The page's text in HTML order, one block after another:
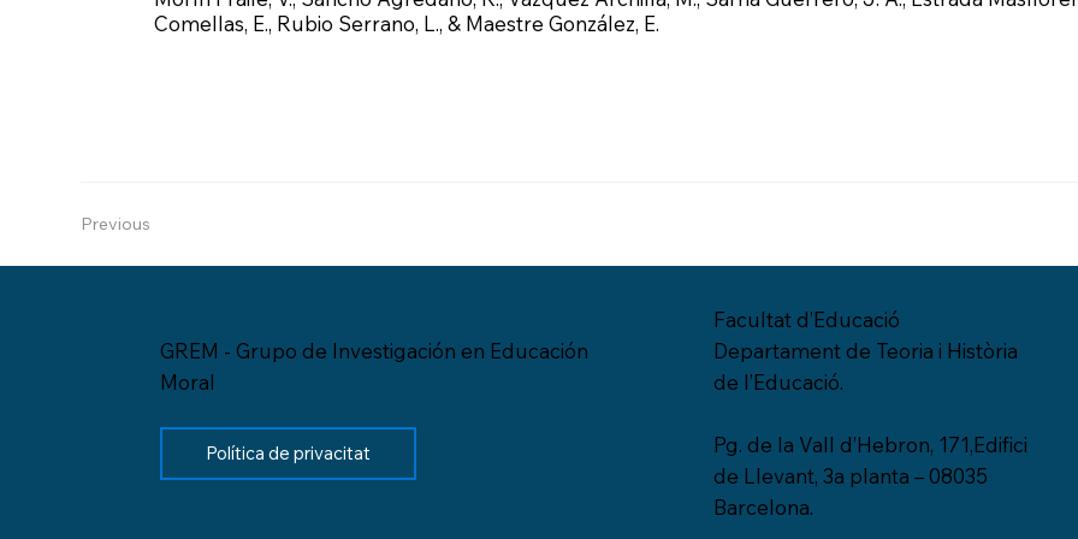
Comellas, E., Rubio Serrano, L., & Maestre González, E.
Previous
GREM - Grupo de Investigación en Educación
Moral
Política de privacitat
Facultat d’Educació
Departament de Teoria i Història
de l’Educació.
Pg. de la Vall d’Hebron, 171,Edifici
de Llevant, 3a planta – 08035
Barcelona.